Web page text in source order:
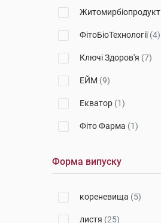
Житомирбіопродукт
ФітоБіоТехнології(4)
Ключі Здоров'я (7)
ЕЙМ (9)
Екватор (1)
Фіто Фарма (1)
Форма випуску
кореневища (5)
листя (25)